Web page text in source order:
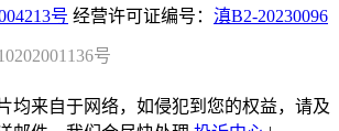
号 经营许可证编号： 滇B2-20230096
号
均来自于网络，如侵犯到您的权益，请及